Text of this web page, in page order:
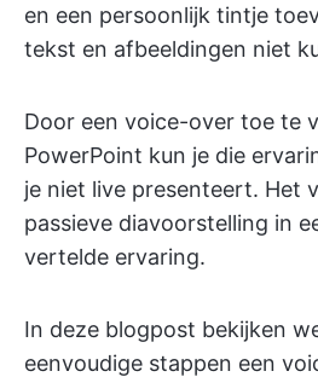
en een persoonlijk tintje
tekst en afbeeldingen niet
Door een voice-over toe te
PowerPoint kun je die
je niet live presenteert. Het
passieve diavoorstelling in
vertelde ervaring.
In deze blogpost bekijken
eenvoudige stappen een